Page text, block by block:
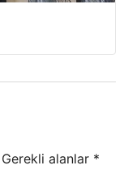
Gerekli alanlar *